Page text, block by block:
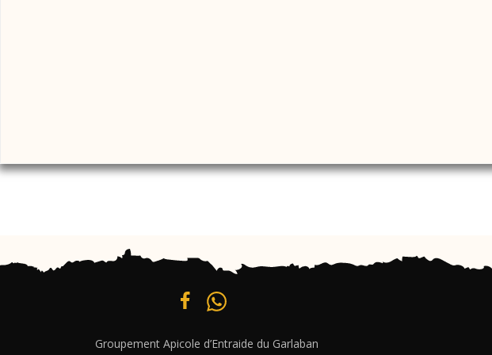
Groupement Apicole d’Entraide du Garlaban